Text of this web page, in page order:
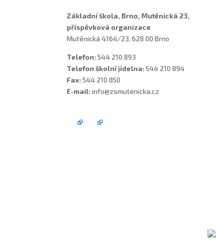
Základní škola, Brno, Mutěnická 23,
příspěvková organizace
Mutěnická 4164/23, 628 00 Brno
Telefon: 544 210 893
Telefon školní jídelna: 544 210 894
Fax: 544 210 850
E-mail: info@zsmutenicka.cz